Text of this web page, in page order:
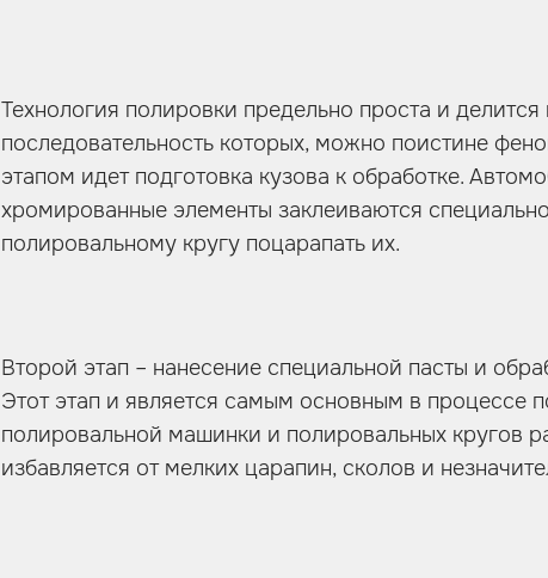
Технология полировки предельно проста и
последовательность которых, можно поистине
этапом идет подготовка кузова к обработке.
хромированные элементы заклеиваются
полировальному кругу поцарапать их.
Второй этап – нанесение специальной пасты и
Этот этап и является самым основным в процессе
полировальной машинки и полировальных кругов
избавляется от мелких царапин, сколов и